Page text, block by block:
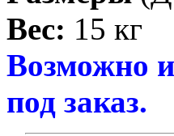
Вес: 15 кг
Возможно
под заказ.